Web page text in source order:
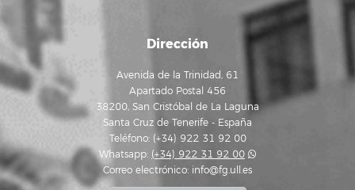
Dirección
Avenida de la Trinidad, 61
Apartado Postal 456
38200, San Cristóbal de La Laguna
Santa Cruz de Tenerife - España
Teléfono: (+34) 922 31 92 00
Whatsapp: (+34) 922 31 92 00
Correo electrónico: info@fg.ull.es